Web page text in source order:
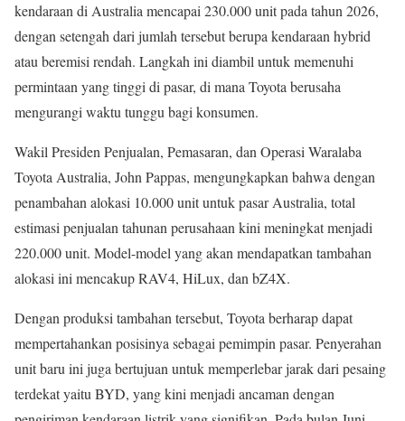
kendaraan di Australia mencapai 230.000 unit pada tahun 2026,
dengan setengah dari jumlah tersebut berupa kendaraan hybrid
atau beremisi rendah. Langkah ini diambil untuk memenuhi
permintaan yang tinggi di pasar, di mana Toyota berusaha
mengurangi waktu tunggu bagi konsumen.
Wakil Presiden Penjualan, Pemasaran, dan Operasi Waralaba
Toyota Australia, John Pappas, mengungkapkan bahwa dengan
penambahan alokasi 10.000 unit untuk pasar Australia, total
estimasi penjualan tahunan perusahaan kini meningkat menjadi
220.000 unit. Model-model yang akan mendapatkan tambahan
alokasi ini mencakup RAV4, HiLux, dan bZ4X.
Dengan produksi tambahan tersebut, Toyota berharap dapat
mempertahankan posisinya sebagai pemimpin pasar. Penyerahan
unit baru ini juga bertujuan untuk memperlebar jarak dari pesaing
terdekat yaitu BYD, yang kini menjadi ancaman dengan